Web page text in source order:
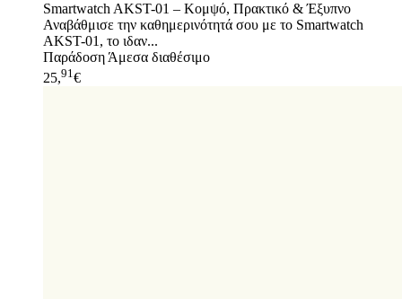
Smartwatch AKST-01 – Κομψό, Πρακτικό & Έξυπνο
Αναβάθμισε την καθημερινότητά σου με το Smartwatch
AKST-01, το ιδαν...
Παράδοση Άμεσα διαθέσιμο
25,91 €